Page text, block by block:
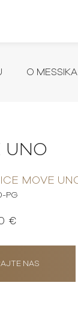
O MESSIKA
UNO
MOVE
PG
€
NAS